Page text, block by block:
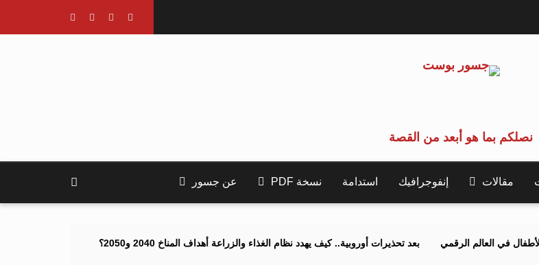
نصلكم بما هو أبعد من القصة
مقالات إنفوجرافيك استدامة نسخة PDF عن جسور
بعد تحذيرات أوروبية.. كيف يهدد نظام الغذاء والزراعة أهداف المناخ 2040 و2050؟ في العالم الرقمي